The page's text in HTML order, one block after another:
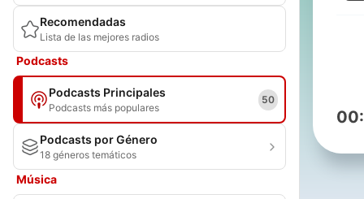
Recomendadas
Lista de las mejores radios
Podcasts
Podcasts Principales
Podcasts más populares
50
Podcasts por Género
18 géneros temáticos
Música